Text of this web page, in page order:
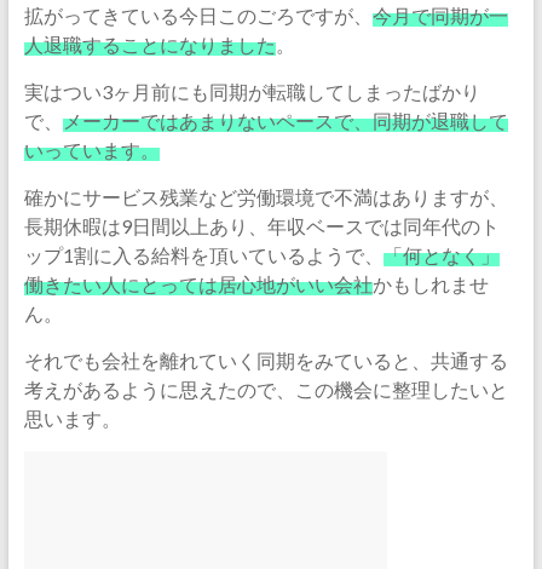
拡がってきている今日このごろですが、 今月で同期が一
人退職することになりました。
実はつい3ヶ月前にも同期が転職してしまったばかり
で、 メーカーではあまりないペースで、同期が退職して
いっています。
確かにサービス残業など労働環境で不満はありますが、
長期休暇は9日間以上あり、年収ベースでは同年代のト
ップ1割に入る給料を頂いているようで、 「何となく」
働きたい人にとっては居心地がいい会社かもしれませ
ん。
それでも会社を離れていく同期をみていると、共通する
考えがあるように思えたので、この機会に整理したいと
思います。